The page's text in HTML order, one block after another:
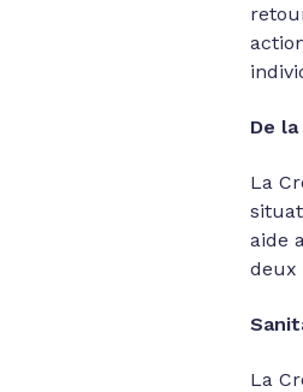
De
La
aide
deux
La